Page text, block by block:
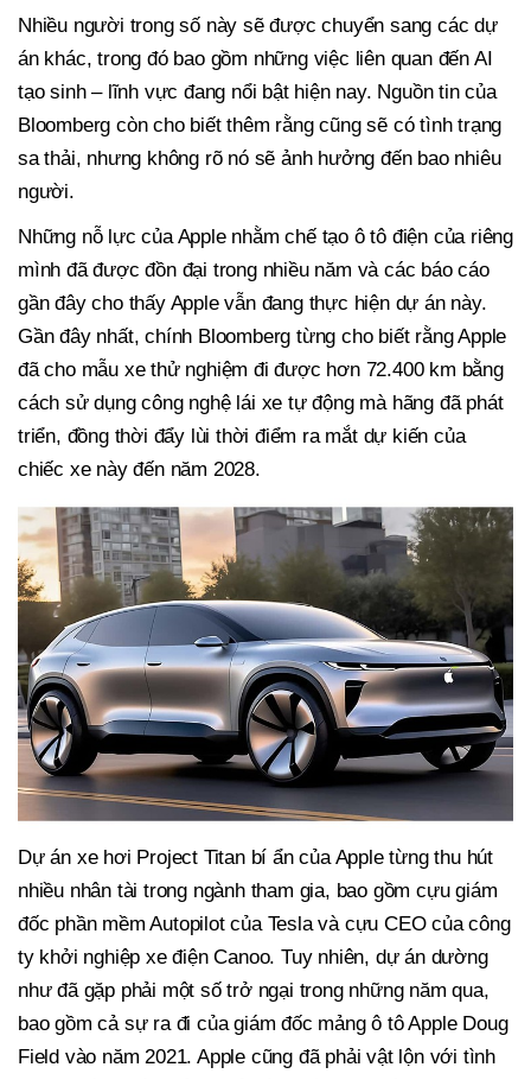
Nhiều người trong số này sẽ được chuyển sang các dự
án khác, trong đó bao gồm những việc liên quan đến AI
tạo sinh – lĩnh vực đang nổi bật hiện nay. Nguồn tin của
Bloomberg còn cho biết thêm rằng cũng sẽ có tình trạng
sa thải, nhưng không rõ nó sẽ ảnh hưởng đến bao nhiêu
người.
Những nỗ lực của Apple nhằm chế tạo ô tô điện của riêng
mình đã được đồn đại trong nhiều năm và các báo cáo
gần đây cho thấy Apple vẫn đang thực hiện dự án này.
Gần đây nhất, chính Bloomberg từng cho biết rằng Apple
đã cho mẫu xe thử nghiệm đi được hơn 72.400 km bằng
cách sử dụng công nghệ lái xe tự động mà hãng đã phát
triển, đồng thời đẩy lùi thời điểm ra mắt dự kiến ​​của
chiếc xe này đến năm 2028.
Dự án xe hơi Project Titan bí ẩn của Apple từng thu hút
nhiều nhân tài trong ngành tham gia, bao gồm cựu giám
đốc phần mềm Autopilot của Tesla và cựu CEO của công
ty khởi nghiệp xe điện Canoo. Tuy nhiên, dự án dường
như đã gặp phải một số trở ngại trong những năm qua,
bao gồm cả sự ra đi của giám đốc mảng ô tô Apple Doug
Field vào năm 2021. Apple cũng đã phải vật lộn với tình